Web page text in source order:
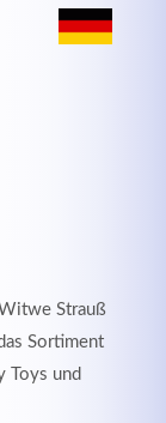
Strauß
Sortiment
Toys und
adipiscing
dolor.